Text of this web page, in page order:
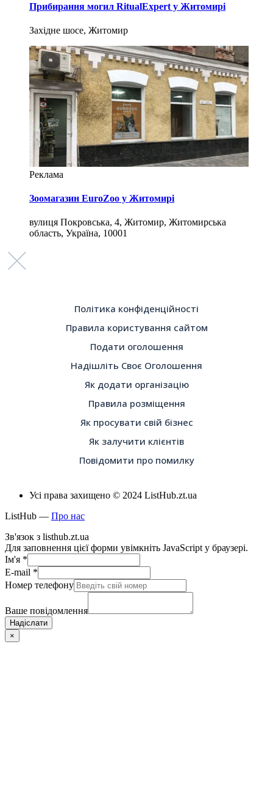
Прибирання могил RitualExpert у Житомирі
Західне шосе, Житомир
Реклама
Зоомагазин EuroZoo у Житомирі
вулиця Покровська, 4, Житомир, Житомирська
область, Україна, 10001
Політика конфіденційності
Правила користування сайтом
Подати оголошення
Надішліть Своє Оголошення
Як додати організацію
Правила розміщення
Як просувати свій бізнес
Як залучити клієнтів
Повідомити про помилку
Усі права захищено © 2024 ListHub.zt.ua
ListHub — Про нас
Зв'язок з listhub.zt.ua
Для заповнення цієї форми увімкніть JavaScript у браузері.
Ім'я *
E-mail *
Номер телефону
Ваше повідомлення
Надіслати
×